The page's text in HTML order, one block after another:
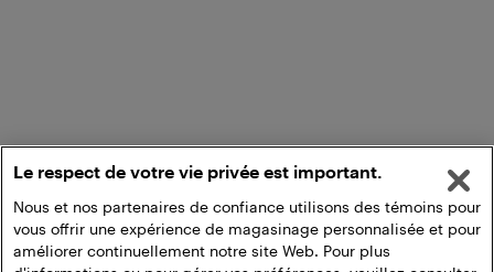
Le respect de votre vie privée est important.
Nous et nos partenaires de confiance utilisons des témoins pour
vous offrir une expérience de magasinage personnalisée et pour
améliorer continuellement notre site Web. Pour plus